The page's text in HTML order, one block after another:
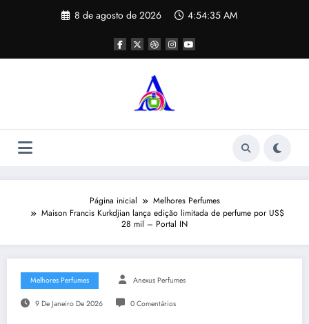
8 de agosto de 2026 4:54:35 AM
Página inicial
Melhores Perfumes
Maison Francis Kurkdjian lança edição limitada de perfume por US$
28 mil – Portal IN
Melhores Perfumes Anexus Perfumes
9 De Janeiro De 2026 0 Comentários